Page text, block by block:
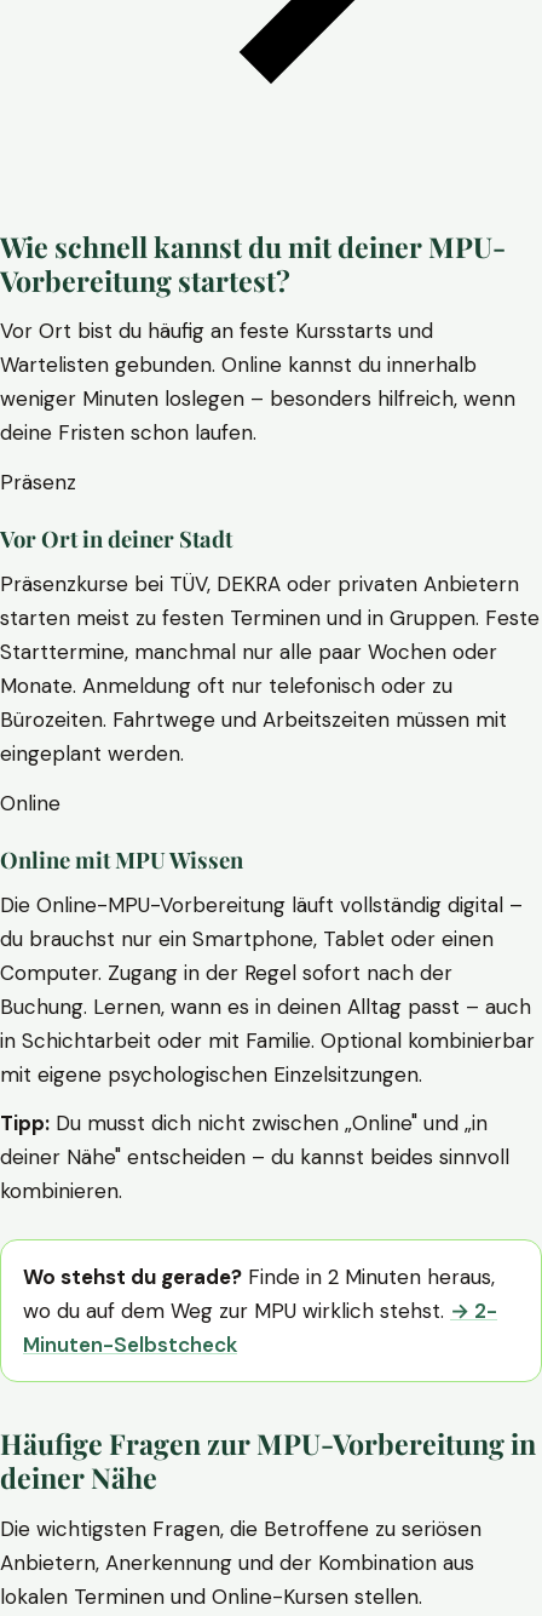
Wie schnell kannst du mit deiner MPU-
Vorbereitung startest?
Vor Ort bist du häufig an feste Kursstarts und
Wartelisten gebunden. Online kannst du innerhalb
weniger Minuten loslegen – besonders hilfreich, wenn
deine Fristen schon laufen.
Präsenz
Vor Ort in deiner Stadt
Präsenzkurse bei TÜV, DEKRA oder privaten Anbietern
starten meist zu festen Terminen und in Gruppen. Feste
Starttermine, manchmal nur alle paar Wochen oder
Monate. Anmeldung oft nur telefonisch oder zu
Bürozeiten. Fahrtwege und Arbeitszeiten müssen mit
eingeplant werden.
Online
Online mit MPU Wissen
Die Online-MPU-Vorbereitung läuft vollständig digital –
du brauchst nur ein Smartphone, Tablet oder einen
Computer. Zugang in der Regel sofort nach der
Buchung. Lernen, wann es in deinen Alltag passt – auch
in Schichtarbeit oder mit Familie. Optional kombinierbar
mit eigene psychologischen Einzelsitzungen.
Tipp: Du musst dich nicht zwischen „Online" und „in
deiner Nähe" entscheiden – du kannst beides sinnvoll
kombinieren.
Wo stehst du gerade? Finde in 2 Minuten heraus,
wo du auf dem Weg zur MPU wirklich stehst. → 2-
Minuten-Selbstcheck
Häufige Fragen zur MPU-Vorbereitung in
deiner Nähe
Die wichtigsten Fragen, die Betroffene zu seriösen
Anbietern, Anerkennung und der Kombination aus
lokalen Terminen und Online-Kursen stellen.